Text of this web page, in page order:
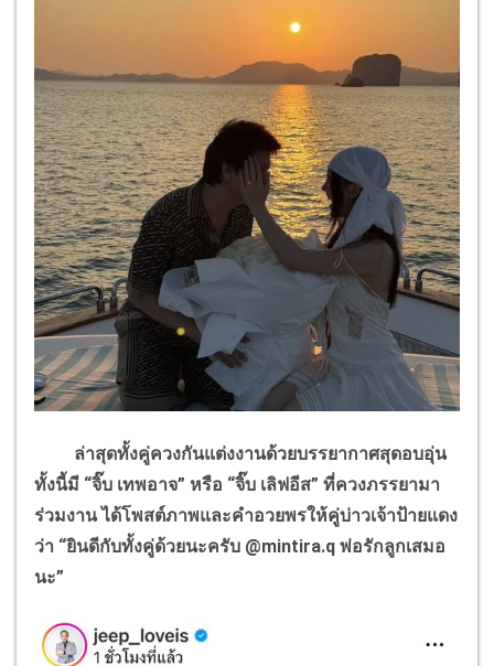
ล่าสุดทั้งคู่ควงกันแต่งงานด้วยบรรยากาศสุดอบอุ่น
ทั้งนี้มี “จิ๊บ เทพอาจ” หรือ “จิ๊บ เลิฟอีส” ที่ควงภรรยามา
ร่วมงาน ได้โพสต์ภาพและคำอวยพรให้คู่บ่าวเจ้าป้ายแดง
ว่า “ยินดีกับทั้งคู่ด้วยนะครับ @mintira.q พ่อรักลูกเสมอ
นะ”